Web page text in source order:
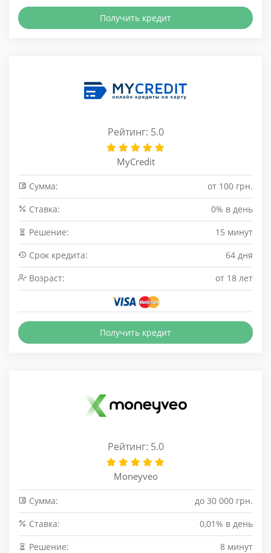
Получить кредит
Рейтинг: 5.0
MyCredit
Сумма:
от 100 грн.
Cтавка:
0% в день
Решение:
15 минут
Срок кредита:
64 дня
Возраст:
от 18 лет
Получить кредит
Рейтинг: 5.0
Moneyveo
Сумма:
до 30 000 грн.
Cтавка:
0,01% в день
Решение:
8 минут